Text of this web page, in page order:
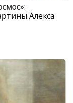
Алекса